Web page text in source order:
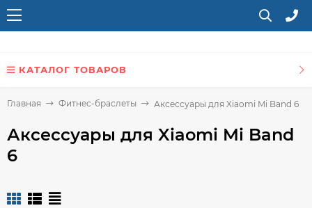
КАТАЛОГ ТОВАРОВ
Главная Фитнес-браслеты Аксессуары для Xiaomi Mi Band 6
Аксессуары для Xiaomi Mi Band
6